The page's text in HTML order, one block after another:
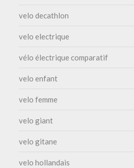
velo decathlon
velo electrique
vélo électrique comparatif
velo enfant
velo femme
velo giant
velo gitane
velo hollandais